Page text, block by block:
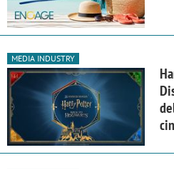
MEDIA INDUSTRY